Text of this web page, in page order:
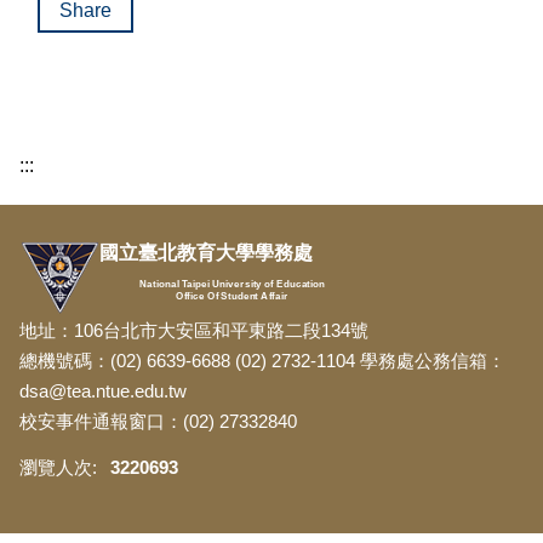
Share
:::
國立臺北教育大學學務處
National Taipei University of Education
Office Of Student Affair
地址：106台北市大安區和平東路二段134號
總機號碼：(02) 6639-6688 (02) 2732-1104 學務處公務信箱：
dsa@tea.ntue.edu.tw
校安事件通報窗口：(02) 27332840
3220693